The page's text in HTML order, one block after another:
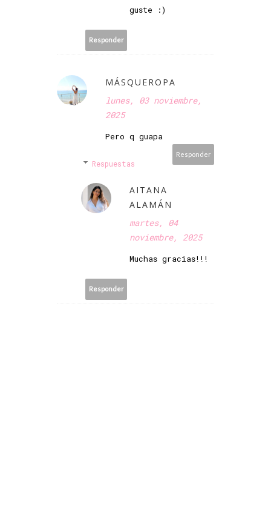
guste :)
Responder
MÁSQUEROPA
lunes, 03 noviembre,
2025
Pero q guapa
Responder
Respuestas
AITANA
ALAMÁN
martes, 04
noviembre, 2025
Muchas gracias!!!
Responder